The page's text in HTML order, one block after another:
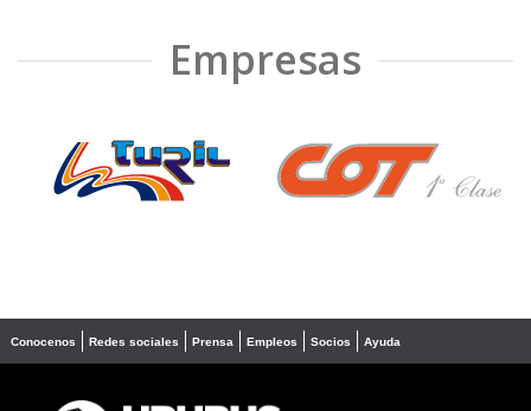
Empresas
❮ ❯
Conocenos Redes sociales Prensa Empleos Socios Ayuda